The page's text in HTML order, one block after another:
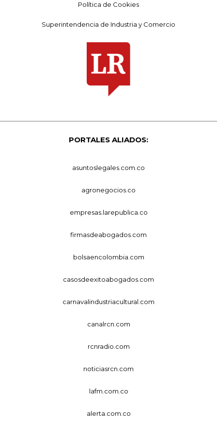
Política de Cookies
Superintendencia de Industria y Comercio
PORTALES ALIADOS:
asuntoslegales.com.co
agronegocios.co
empresas.larepublica.co
firmasdeabogados.com
bolsaencolombia.com
casosdeexitoabogados.com
carnavalindustriacultural.com
canalrcn.com
rcnradio.com
noticiasrcn.com
lafm.com.co
alerta.com.co